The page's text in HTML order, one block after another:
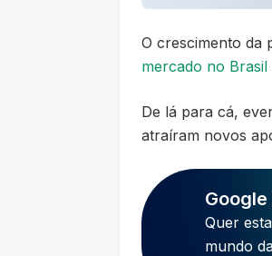
O crescimento da
mercado no Brasil
De lá para cá,
atraíram novos
Google
Quer
mundo